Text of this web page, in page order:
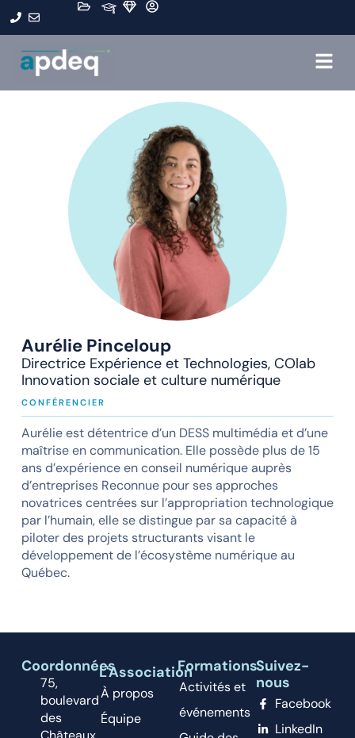
Aurélie Pinceloup
Directrice Expérience et Technologies, COlab
Innovation sociale et culture numérique
CONFÉRENCIER
Aurélie est détentrice d’un DESS multimédia et d’une
maîtrise en communication. Elle possède plus de 15
ans d’expérience en conseil numérique auprès
d’entreprises Reconnue pour ses approches
novatrices centrées sur l’appropriation technologique
par l’humain, elle se distingue par sa capacité à
piloter des projets structurants visant le
développement de l’écosystème numérique au
Québec.
Coordonnées
75,
boulevard
des
L'Association
À propos
Équipe
Formations
Activités et
événements
Suivez-
nous
Facebook
LinkedIn